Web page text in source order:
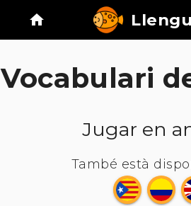
Vocabulari
Jugar en
També està